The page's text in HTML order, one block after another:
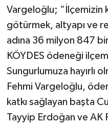
Vargeloğlu; “İlçemizin
götürmek, altyapı ve
adına 36 milyon 847
KÖYDES ödeneği
Sungurlumuza hayırlı
Fehmi Vargeloğlu,
katkı sağlayan başta
Tayyip Erdoğan ve AK